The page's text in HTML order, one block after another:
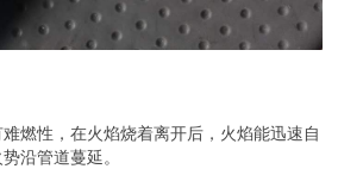
燃性，在火焰烧着离开后，火焰能迅速自
沿管道蔓延。